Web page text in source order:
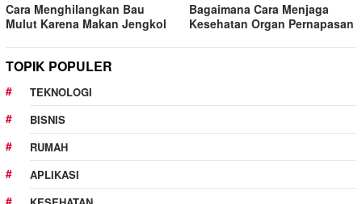
Cara Menghilangkan Bau
Mulut Karena Makan Jengkol
Bagaimana Cara Menjaga
Kesehatan Organ Pernapasan
TOPIK POPULER
TEKNOLOGI
BISNIS
RUMAH
APLIKASI